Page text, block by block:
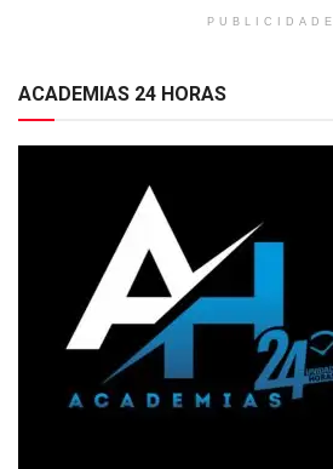
PUBLICIDADE
ACADEMIAS 24 HORAS